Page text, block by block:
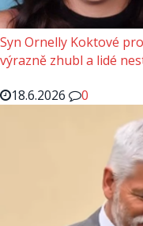
Syn Ornelly Koktové
výrazně zhubl a lidé
18.6.2026
0